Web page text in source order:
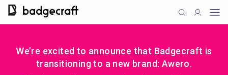
We’re excited to announce that Badgecraft is
transitioning to a new brand: Awero.